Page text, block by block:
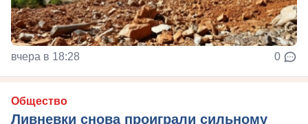
вчера в 18:28 0
Общество
Ливневки снова проиграли сильному